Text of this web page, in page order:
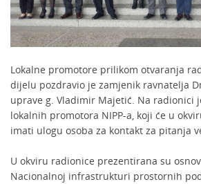
Lokalne promotore prilikom otvaranja
dijelu pozdravio je zamjenik ravnatelja
uprave g. Vladimir Majetić. Na radionici
lokalnih promotora NIPP-a, koji će u
imati ulogu osoba za kontakt za pitanja
U okviru radionice prezentirana su
Nacionalnoj infrastrukturi prostornih